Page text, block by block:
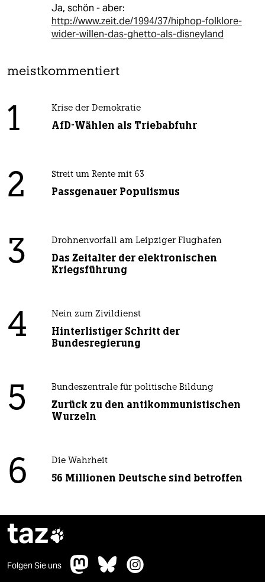
Ja, schön - aber:
http://www.zeit.de/1994/37/hiphop-folklore-
wider-willen-das-ghetto-als-disneyland
meistkommentiert
1 Krise der Demokratie
AfD-Wählen als Triebabfuhr
2 Streit um Rente mit 63
Passgenauer Populismus
3 Drohnenvorfall am Leipziger Flughafen
Das Zeitalter der elektronischen
Kriegsführung
4 Nein zum Zivildienst
Hinterlistiger Schritt der
Bundesregierung
5 Bundeszentrale für politische Bildung
Zurück zu den antikommunistischen
Wurzeln
6 Die Wahrheit
56 Millionen Deutsche sind betroffen
taz
Folgen Sie uns